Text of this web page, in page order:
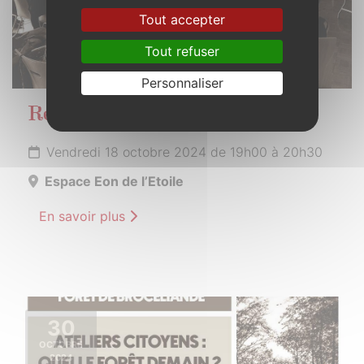
Réunion publique
Vendredi 18 octobre 2024 de 19h00 à 20h30
Espace Eon de l’Etoile
En savoir plus
30
OCTOBRE
2024
Tout accepter
Tout refuser
Personnaliser